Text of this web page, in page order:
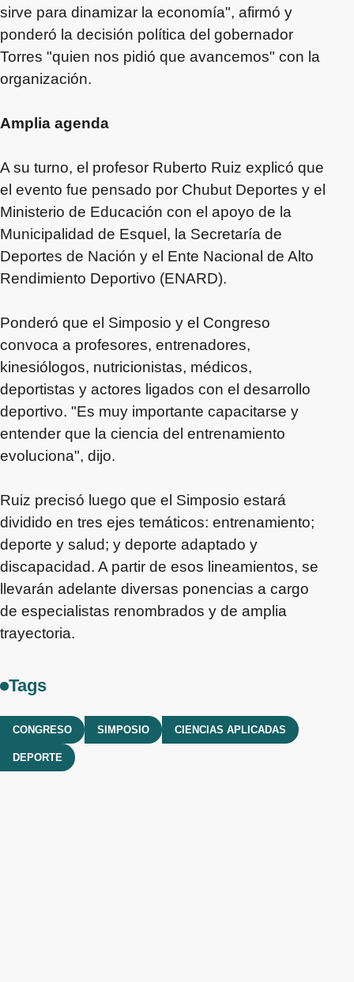
sirve para dinamizar la economía", afirmó y
ponderó la decisión política del gobernador
Torres "quien nos pidió que avancemos" con la
organización.
Amplia agenda
A su turno, el profesor Ruberto Ruiz explicó que
el evento fue pensado por Chubut Deportes y el
Ministerio de Educación con el apoyo de la
Municipalidad de Esquel, la Secretaría de
Deportes de Nación y el Ente Nacional de Alto
Rendimiento Deportivo (ENARD).
Ponderó que el Simposio y el Congreso
convoca a profesores, entrenadores,
kinesiólogos, nutricionistas, médicos,
deportistas y actores ligados con el desarrollo
deportivo. "Es muy importante capacitarse y
entender que la ciencia del entrenamiento
evoluciona", dijo.
Ruiz precisó luego que el Simposio estará
dividido en tres ejes temáticos: entrenamiento;
deporte y salud; y deporte adaptado y
discapacidad. A partir de esos lineamientos, se
llevarán adelante diversas ponencias a cargo
de especialistas renombrados y de amplia
trayectoria.
Tags
CONGRESO SIMPOSIO CIENCIAS APLICADAS
DEPORTE